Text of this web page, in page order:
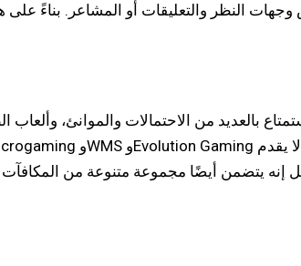
النظر والتعليقات أو المشاعر.
بالعديد من الاحتمالات والموانئ، وألعاب